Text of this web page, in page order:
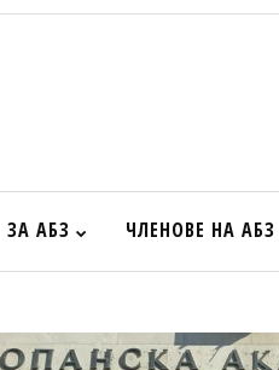
ЗА АБЗ ЧЛЕНОВЕ НА АБЗ